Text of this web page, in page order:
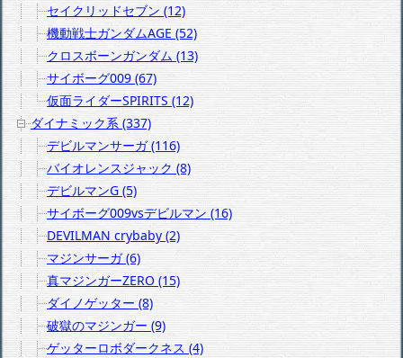
セイクリッドセブン (12)
機動戦士ガンダムAGE (52)
クロスボーンガンダム (13)
サイボーグ009 (67)
仮面ライダーSPIRITS (12)
ダイナミック系 (337)
デビルマンサーガ (116)
バイオレンスジャック (8)
デビルマンG (5)
サイボーグ009vsデビルマン (16)
DEVILMAN crybaby (2)
マジンサーガ (6)
真マジンガーZERO (15)
ダイノゲッター (8)
破獄のマジンガー (9)
ゲッターロボダークネス (4)